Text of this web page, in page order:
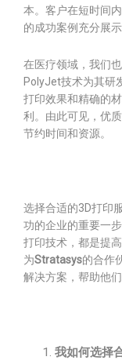
本。客户在短时间
的成功案例充分展
在医疗领域，我们
PolyJet技术为其研
打印效果和精确的
利。由此可见，优
节约时间和资源。
选择合适的3D打印
功的企业的重要一
打印技术，都是提
为Stratasys的合作
解决方案，帮助他
我如何选择